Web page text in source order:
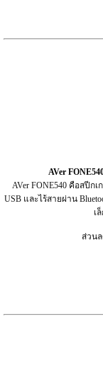
AVer
AVer FONE540 คือสปี
USB และไร้สายผ่าน
เ
ส่วนล